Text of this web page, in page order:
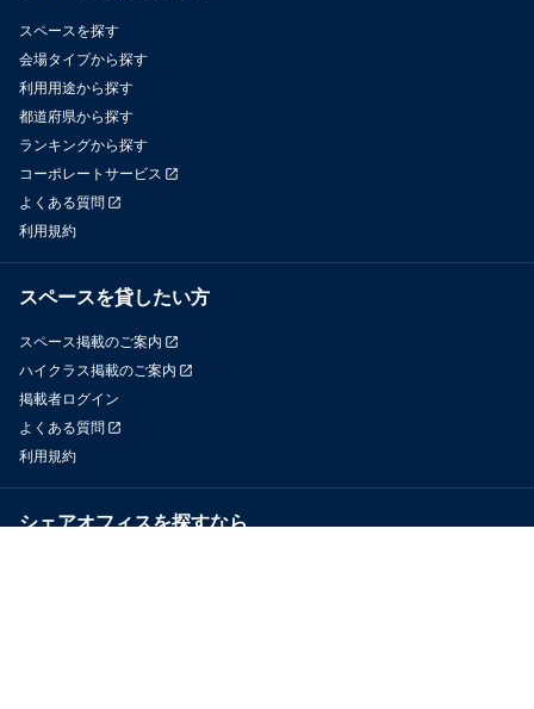
スペースを探す
会場タイプから探す
利用用途から探す
都道府県から探す
ランキングから探す
コーポレートサービス
よくある質問
利用規約
スペースを貸したい方
スペース掲載のご案内
ハイクラス掲載のご案内
掲載者ログイン
よくある質問
利用規約
シェアオフィスを探すなら